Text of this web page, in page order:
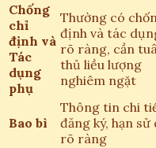
Chống
chỉ
định và
Tác
dụng
phụ
Thường có
định và tác
rõ ràng, cần
thủ liều lượng
nghiêm ngặt
Bao bì
Thông tin chi
đăng ký, hạn sử
rõ ràng